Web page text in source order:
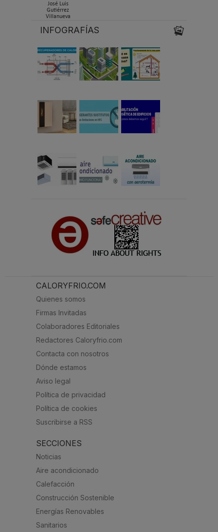
José Luis
Gutiérrez
Villanueva
INFOGRAFÍAS
CALORYFRIO.COM
Quienes somos
Firmas Invitadas
Colaboradores Editoriales
Redactores Caloryfrio.com
Contacta con nosotros
Dónde estamos
Aviso legal
Política de privacidad
Política de cookies
Suscribirse a RSS
SECCIONES
Noticias
Aire acondicionado
Calefacción
Construcción Sostenible
Energías Renovables
Sanitarios